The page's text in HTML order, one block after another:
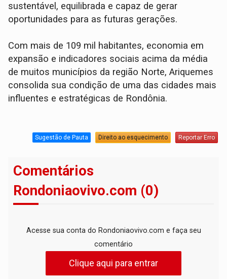
sustentável, equilibrada e capaz de gerar
oportunidades para as futuras gerações.
Com mais de 109 mil habitantes, economia em
expansão e indicadores sociais acima da média
de muitos municípios da região Norte, Ariquemes
consolida sua condição de uma das cidades mais
influentes e estratégicas de Rondônia.
Sugestão de Pauta Direito ao esquecimento Reportar Erro
Comentários
Rondoniaovivo.com (0)
Acesse sua conta do Rondoniaovivo.com e faça seu
comentário
Clique aqui para entrar